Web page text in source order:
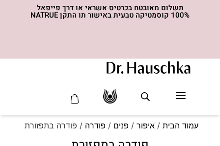
תשלום מאובטח בכרטיס אשראי או דרך פייפאל
100% קוסמטיקה טבעית באישור תו התקן NATRUE
עמוד הבית / איפור / פנים / פודרה / פודרה בתפזורת